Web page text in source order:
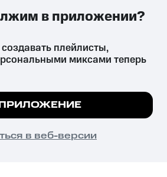
ПРИЛОЖЕНИЕ
их аналогов причиняет вред здоровью,
и влечёт установленную
чтобы на сайте все
ПОНЯТНО
плейлисты,
миксами теперь
в веб-версии